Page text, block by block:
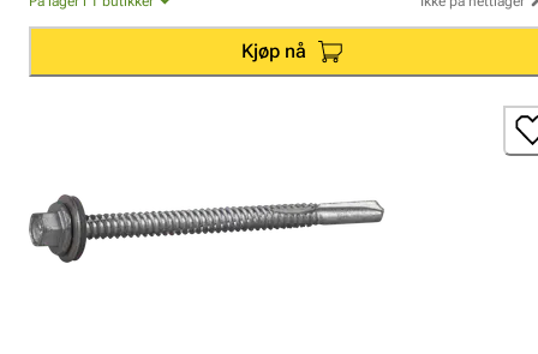
Kjøp nå